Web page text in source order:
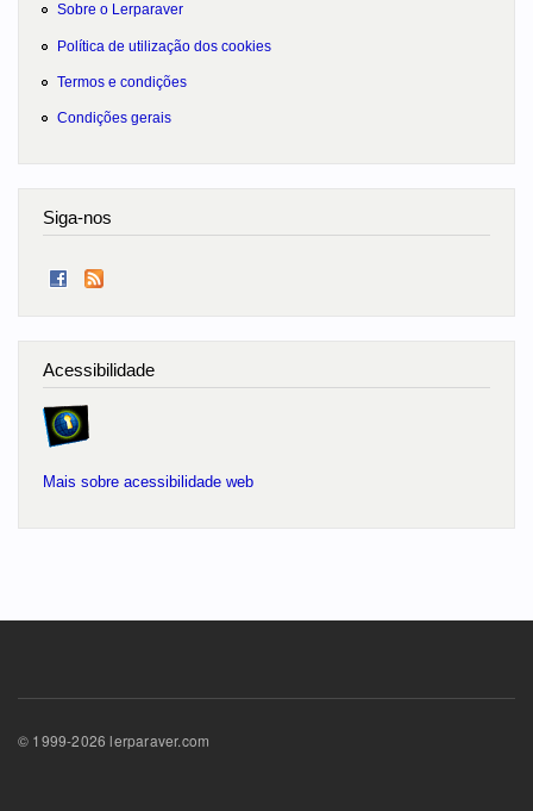
Sobre o Lerparaver
Política de utilização dos cookies
Termos e condições
Condições gerais
Siga-nos
Acessibilidade
Mais sobre acessibilidade web
© 1999-2026 lerparaver.com